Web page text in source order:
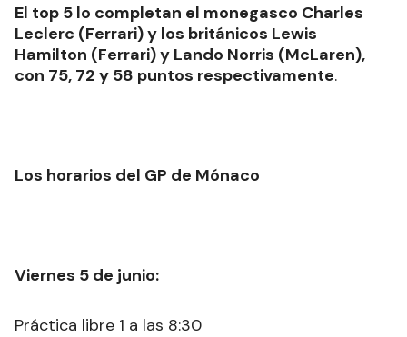
El top 5 lo completan el monegasco Charles
Leclerc (Ferrari) y los británicos Lewis
Hamilton (Ferrari) y Lando Norris (McLaren),
con 75, 72 y 58 puntos respectivamente.
Los horarios del GP de Mónaco
Viernes 5 de junio:
Práctica libre 1 a las 8:30